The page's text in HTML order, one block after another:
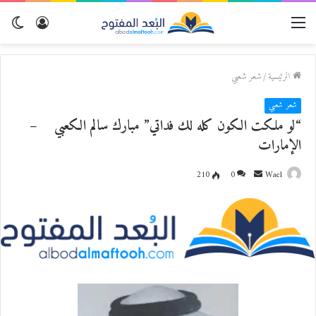
تسجيل
الرئيسية/شعر شعبي
شعر شعبي
“لو ملكت الكون كله لك فداتي” مبارك سالم الكعبي –
الإمارات
Wael
ل
ب
ر
0
210